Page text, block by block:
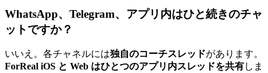
WhatsApp、Telegram、アプリ内はひと続きのチャ
ットですか？
いいえ。各チャネルには独自のコーチスレッドがあります。
ForReal iOS と Web はひとつのアプリ内スレッドを共有しま